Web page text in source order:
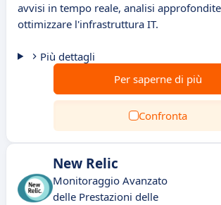
avvisi in tempo reale, analisi
ottimizzare l'infrastruttura IT.
Più dettagli
Per saperne di più
Confronta
New Relic
Monitoraggio Avanzato
delle Prestazioni delle